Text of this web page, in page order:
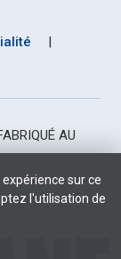
|
AU
sur ce
l'utilisation de